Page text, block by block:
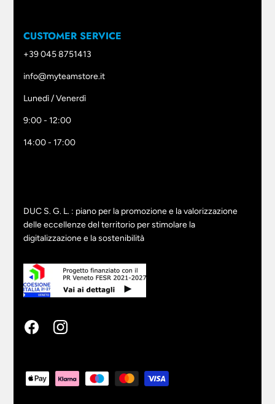
CUSTOMER SERVICE
+39 045 8751413
info@myteamstore.it
Lunedì / Venerdì
9:00 - 12:00
14:00 - 17:00
DUC S. G. L. : piano per la promozione e la valorizzazione
delle eccellenze del territorio per stimolare la
digitalizzazione e la sostenibilità